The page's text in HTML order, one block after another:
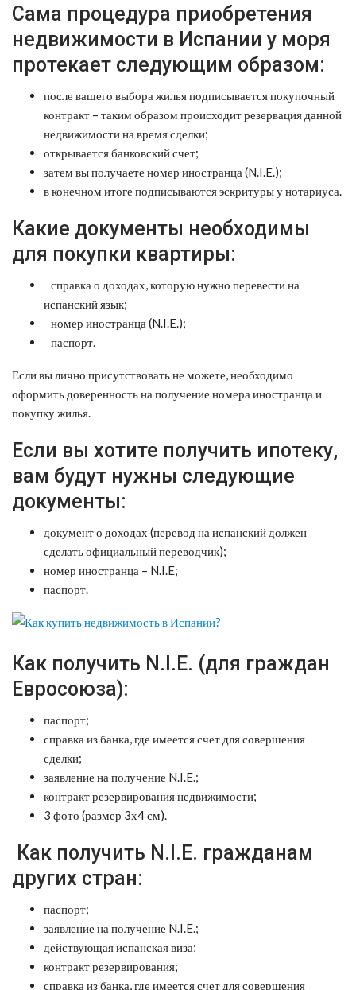
Сама процедура приобретения
недвижимости в Испании у моря
протекает следующим образом:
после вашего выбора жилья подписывается покупочный
контракт – таким образом происходит резервация данной
недвижимости на время сделки;
открывается банковский счет;
затем вы получаете номер иностранца (N.I.E.);
в конечном итоге подписываются эскритуры у нотариуса.
Какие документы необходимы
для покупки квартиры:
справка о доходах, которую нужно перевести на
испанский язык;
номер иностранца (N.I.E.);
паспорт.
Если вы лично присутствовать не можете, необходимо
оформить доверенность на получение номера иностранца и
покупку жилья.
Если вы хотите получить ипотеку,
вам будут нужны следующие
документы:
документ о доходах (перевод на испанский должен
сделать официальный переводчик);
номер иностранца – N.I.E;
паспорт.
Как получить N.I.E. (для граждан
Евросоюза):
паспорт;
справка из банка, где имеется счет для совершения
сделки;
заявление на получение N.I.E.;
контракт резервирования недвижимости;
3 фото (размер 3х4 см).
Как получить N.I.E. гражданам
других стран:
паспорт;
заявление на получение N.I.E.;
действующая испанская виза;
контракт резервирования;
справка из банка, где имеется счет для совершения